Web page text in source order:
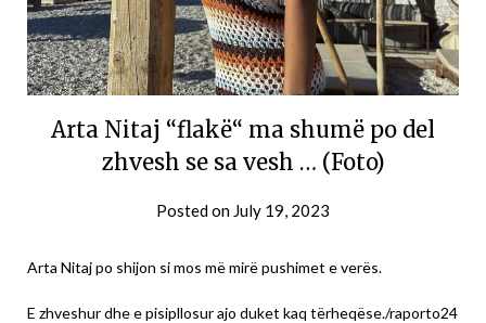
Arta Nitaj “flakë“ ma shumë po del
zhvesh se sa vesh … (Foto)
Posted on July 19, 2023
Arta Nitaj po shijon si mos më mirë pushimet e verës.
E zhveshur dhe e pisipllosur ajo duket kaq tërheqëse./raporto24